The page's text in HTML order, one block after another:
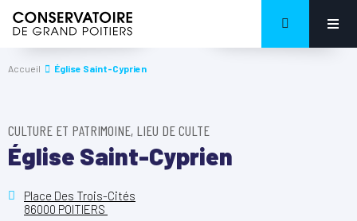
Accueil Église Saint-Cyprien
CULTURE ET PATRIMOINE, LIEU DE CULTE
Église Saint-Cyprien
Place Des Trois-Cités
86000 POITIERS